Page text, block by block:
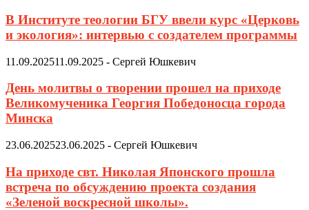
В Институте теологии БГУ ввели курс «Церковь
и экология»: интервью с создателем программы
11.09.202511.09.2025 - Сергей Юшкевич
День молитвы о творении прошел на приходе
Великомученика Георгия Победоносца города
Минска
23.06.202523.06.2025 - Сергей Юшкевич
На приходе свт. Николая Японского прошла
встреча по обсуждению проекта создания
«Зеленой воскресной школы».